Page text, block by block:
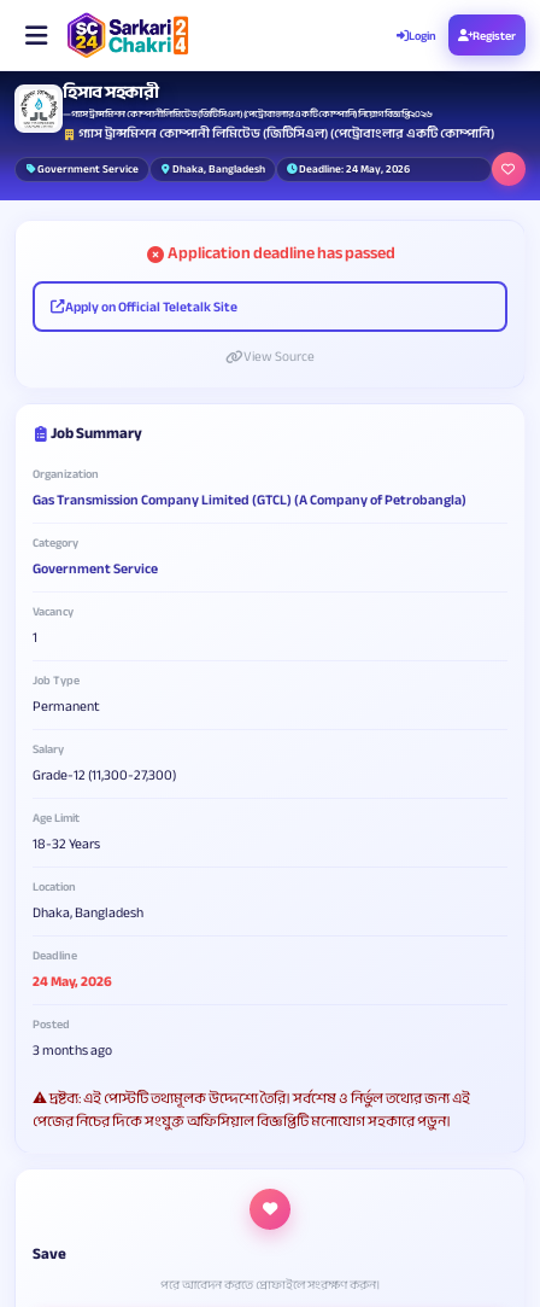
Login Register
হিসাব সহকারী
— গ্যাস ট্রান্সমিশন কোম্পানী লিমিটেড (জিটিসিএল) (পেট্রোবাংলার একটি কোম্পানি) নিয়োগ বিজ্ঞপ্তি ২০২৬
গ্যাস ট্রান্সমিশন কোম্পানী লিমিটেড (জিটিসিএল) (পেট্রোবাংলার একটি কোম্পানি)
Government Service Dhaka, Bangladesh Deadline: 24 May, 2026
Application deadline has passed
Apply on Official Teletalk Site
View Source
Job Summary
Organization
Gas Transmission Company Limited (GTCL) (A Company of Petrobangla)
Category
Government Service
Vacancy
1
Job Type
Permanent
Salary
Grade-12 (11,300-27,300)
Age Limit
18-32 Years
Location
Dhaka, Bangladesh
Deadline
24 May, 2026
Posted
3 months ago
⚠️ দ্রষ্টব্য: এই পোস্টটি তথ্যমূলক উদ্দেশ্যে তৈরি। সর্বশেষ ও নির্ভুল তথ্যের জন্য এই
পেজের নিচের দিকে সংযুক্ত অফিসিয়াল বিজ্ঞপ্তিটি মনোযোগ সহকারে পড়ুন।
Save
পরে আবেদন করতে প্রোফাইলে সংরক্ষণ করুন।